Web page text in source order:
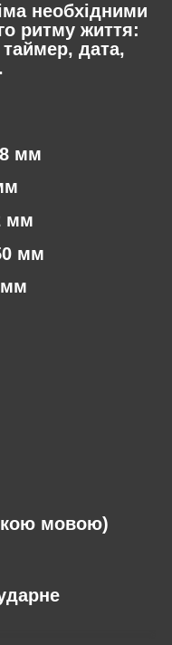
необхідними
ритму життя:
дата,
мм
мм
мм
мм
мовою)